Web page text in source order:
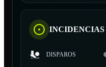
INCIDENCIAS
DISPAROS